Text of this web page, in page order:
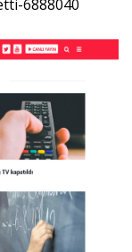
6888040